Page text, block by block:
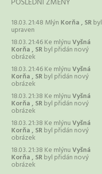
18.03. 21:48 Mlýn Korňa , SRbyl
upraven
18.03. 21:46 Ke mlýnuVyšná
Korňa , SRbyl přidán nový
obrázek
18.03. 21:46 Ke mlýnuVyšná
Korňa , SRbyl přidán nový
obrázek
18.03. 21:38 Ke mlýnuVyšná
Korňa , SRbyl přidán nový
obrázek
18.03. 21:38 Ke mlýnuVyšná
Korňa , SRbyl přidán nový
obrázek
18.03. 21:38 Ke mlýnuVyšná
Korňa , SRbyl přidán nový
obrázek